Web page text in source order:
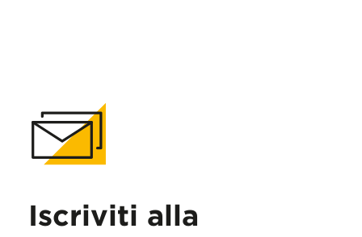
Iscriviti alla